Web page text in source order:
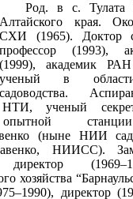
Род. в с. Тулата
Алтайского края.
СХИ (1965). Доктор
профессор (1993),
(1999), академик
ученый в области
садоводства.
ученый
станции
(ныне НИИ
НИИСС).
директор
хозяйства
директор